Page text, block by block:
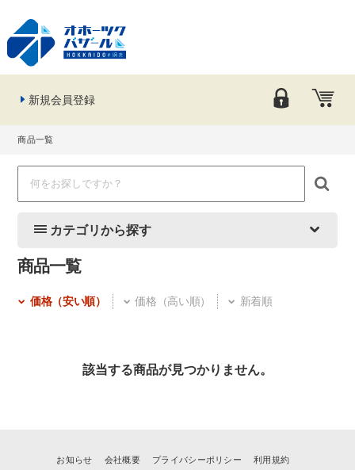
新規会員登録
商品一覧
カテゴリから探す
商品一覧
価格（安い順） 価格（高い順） 新着順
該当する商品が見つかりません。
お知らせ 会社概要 プライバシーポリシー 利用規約